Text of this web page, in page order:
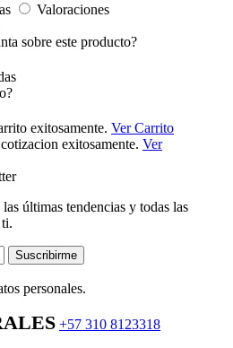
Valoraciones
sobre este producto?
exitosamente. Ver Carrito
exitosamente. Ver
últimas tendencias y todas las
Suscribirme
personales.
+57 310 8123318